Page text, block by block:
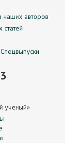
наших авторов
Спецвыпуски
учёный»